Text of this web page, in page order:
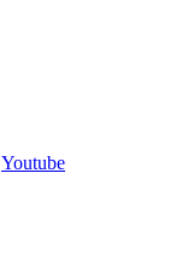
Youtube